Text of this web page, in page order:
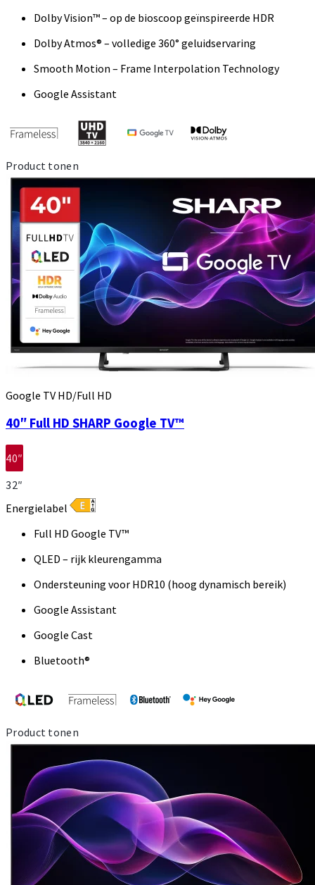
Dolby Vision™ – op de bioscoop geïnspireerde HDR
Dolby Atmos® – volledige 360° geluidservaring
Smooth Motion – Frame Interpolation Technology
Google Assistant
Product tonen
Google TV HD/Full HD
40″ Full HD SHARP Google TV™
40″
32″
Energielabel
Full HD Google TV™
QLED – rijk kleurengamma
Ondersteuning voor HDR10 (hoog dynamisch bereik)
Google Assistant
Google Cast
Bluetooth®
Product tonen